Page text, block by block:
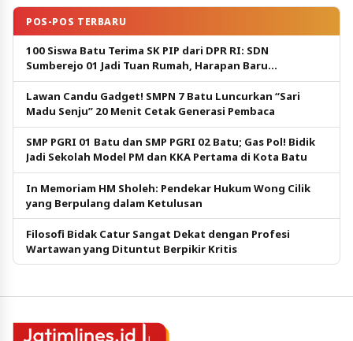
POS-POS TERBARU
100 Siswa Batu Terima SK PIP dari DPR RI: SDN
Sumberejo 01 Jadi Tuan Rumah, Harapan Baru
Pendidikan Gratis
Lawan Candu Gadget! SMPN 7 Batu Luncurkan “Sari
Madu Senju” 20 Menit Cetak Generasi Pembaca
SMP PGRI 01 Batu dan SMP PGRI 02 Batu; Gas Pol! Bidik
Jadi Sekolah Model PM dan KKA Pertama di Kota Batu
In Memoriam HM Sholeh: Pendekar Hukum Wong Cilik
yang Berpulang dalam Ketulusan
Filosofi Bidak Catur Sangat Dekat dengan Profesi
Wartawan yang Dituntut Berpikir Kritis